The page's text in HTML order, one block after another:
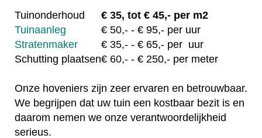
Tuinonderhoud € 35, tot € 45,- per m2
Tuinaanleg
€ 50,- - € 95,- per uur
Stratenmaker
€ 35,- - € 65,- per uur
Schutting plaatsen€ 60,- - € 250,- per meter
Onze hoveniers zijn zeer ervaren en betrouwbaar.
We begrijpen dat uw tuin een kostbaar bezit is en
daarom nemen we onze verantwoordelijkheid
serieus.